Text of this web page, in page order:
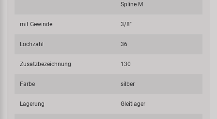
Spline M
mit Gewinde 3/8"
Lochzahl 36
Zusatzbezeichnung 130
Farbe silber
Lagerung Gleitlager